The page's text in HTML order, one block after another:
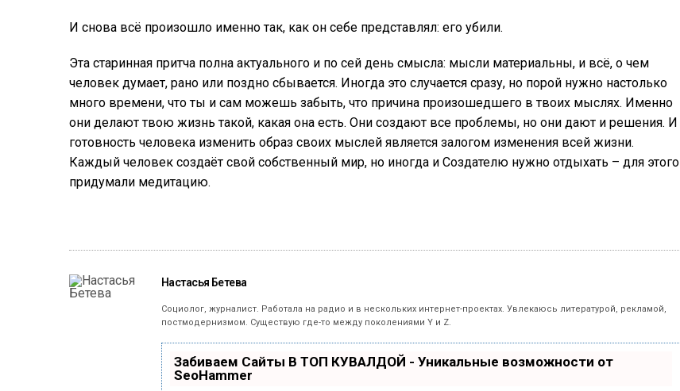
И снова всё произошло именно так, как он себе представлял: его убили.
Эта старинная притча полна актуального и по сей день смысла: мысли материальны, и всё, о чем
человек думает, рано или поздно сбывается. Иногда это случается сразу, но порой нужно настолько
много времени, что ты и сам можешь забыть, что причина произошедшего в твоих мыслях. Именно
они делают твою жизнь такой, какая она есть. Они создают все проблемы, но они дают и решения. И
готовность человека изменить образ своих мыслей является залогом изменения всей жизни.
Каждый человек создаёт свой собственный мир, но иногда и Создателю нужно отдыхать – для этого
придумали медитацию.
Настасья Бетева
Социолог, журналист. Работала на радио и в нескольких интернет-проектах. Увлекаюсь литературой, рекламой,
постмодернизмом. Существую где-то между поколениями Y и Z.
Забиваем Сайты В ТОП КУВАЛДОЙ - Уникальные возможности от
SeoHammer